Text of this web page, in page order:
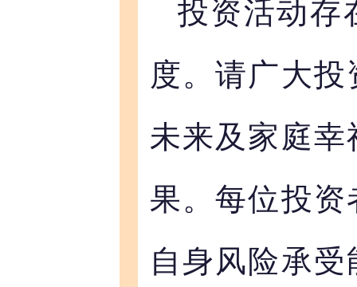
投资活动存
度。请广大
未来及家庭
果。每位投
自身风险承